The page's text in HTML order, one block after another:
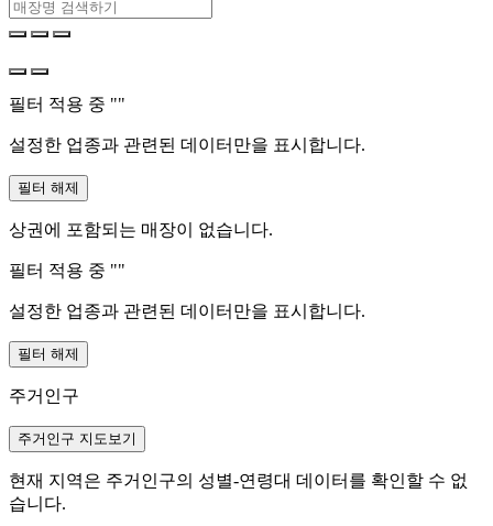
필터 적용 중 ""
설정한 업종과 관련된 데이터만을 표시합니다.
필터 해제
상권에 포함되는 매장이 없습니다.
필터 적용 중 ""
설정한 업종과 관련된 데이터만을 표시합니다.
필터 해제
주거인구
주거인구 지도보기
현재 지역은 주거인구의 성별-연령대 데이터를 확인할 수 없
습니다.